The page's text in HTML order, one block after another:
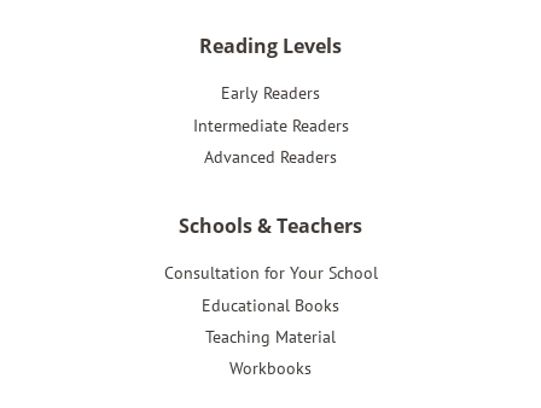
Reading Levels
Early Readers
Intermediate Readers
Advanced Readers
Schools & Teachers
Consultation for Your School
Educational Books
Teaching Material
Workbooks